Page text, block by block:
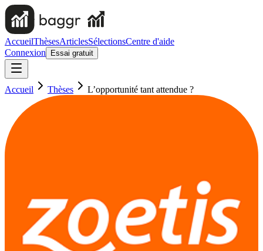
AccueilThèsesArticlesSélectionsCentre d'aide
Connexion
Essai gratuit
Accueil Thèses L’opportunité tant attendue ?